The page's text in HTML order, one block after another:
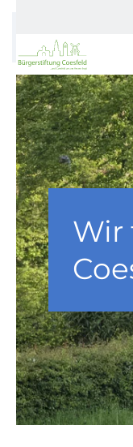
Zum Hauptinhalt
Wir